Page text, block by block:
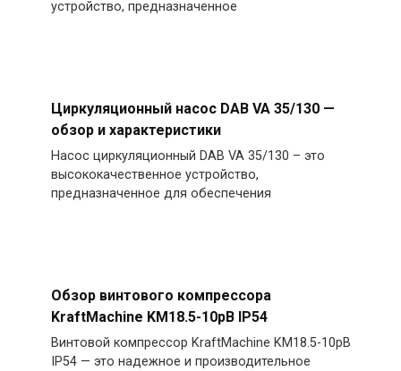
устройство, предназначенное
Циркуляционный насос DAB VA 35/130 —
обзор и характеристики
Насос циркуляционный DAB VA 35/130 – это
высококачественное устройство,
предназначенное для обеспечения
Обзор винтового компрессора
KraftMachine KM18.5-10рВ IP54
Винтовой компрессор KraftMachine KM18.5-10рВ
IP54 — это надежное и производительное